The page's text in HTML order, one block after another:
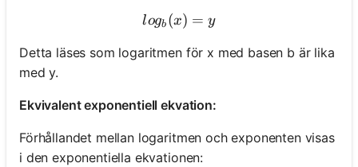
log_b(x) = y
logb (x) = y
Detta läses som logaritmen för x med basen b är lika
med y.
Ekvivalent exponentiell ekvation:
Förhållandet mellan logaritmen och exponenten visas
i den exponentiella ekvationen: